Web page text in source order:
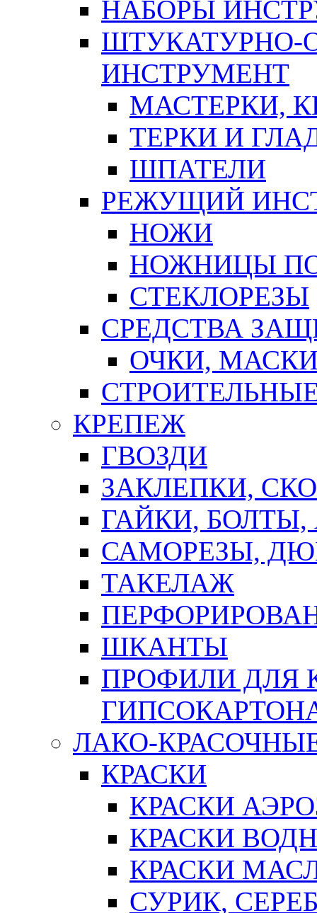
НАБОРЫ
ШТУКАТУРНО-
ИНСТРУМЕНТ
МАСТЕРКИ,
ТЕРКИ И
ШПАТЕЛИ
РЕЖУЩИЙ
НОЖИ
НОЖНИЦЫ
СТЕКЛОРЕЗЫ
СРЕДСТВА
ОЧКИ,
КРЕПЕЖ
ГВОЗДИ
ЗАКЛЕПКИ,
ГАЙКИ,
САМОРЕЗЫ,
ТАКЕЛАЖ
ШКАНТЫ
ПРОФИЛИ ДЛЯ
ЛАКО-
КРАСКИ
КРАСКИ
КРАСКИ
КРАСКИ
СУРИК,